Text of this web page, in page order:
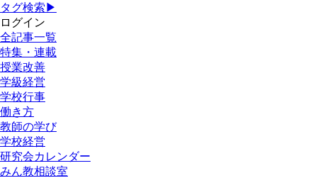
タグ検索▶
ログイン
全記事一覧
特集・連載
授業改善
学級経営
学校行事
働き方
教師の学び
学校経営
研究会カレンダー
みん教相談室